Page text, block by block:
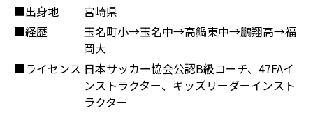
■出身地
宮崎県
■経歴
玉名町小→玉名中→高鍋東中→鵬翔高→福
岡大
■ライセンス 日本サッカー協会公認B級コーチ、47FAイ
ンストラクター、キッズリーダーインスト
ラクター